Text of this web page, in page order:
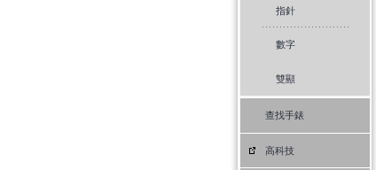
指針
數字
雙顯
查找手錶
高科技